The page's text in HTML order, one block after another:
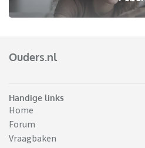
Ouders.nl
Handige links
Home
Forum
Vraagbaken